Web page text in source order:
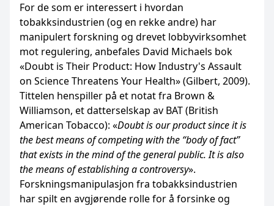
For de som er interessert i hvordan
tobakksindustrien (og en rekke andre) har
manipulert forskning og drevet lobbyvirksomhet
mot regulering, anbefales David Michaels bok
«Doubt is Their Product: How Industry's Assault
on Science Threatens Your Health» (Gilbert, 2009).
Tittelen henspiller på et notat fra Brown &
Williamson, et datterselskap av BAT (British
American Tobacco): «Doubt is our product since it is
the best means of competing with the “body of fact”
that exists in the mind of the general public. It is also
the means of establishing a controversy».
Forskningsmanipulasjon fra tobakksindustrien
har spilt en avgjørende rolle for å forsinke og